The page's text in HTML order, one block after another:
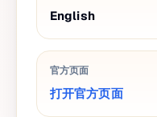
English
官方页面
打开官方页面